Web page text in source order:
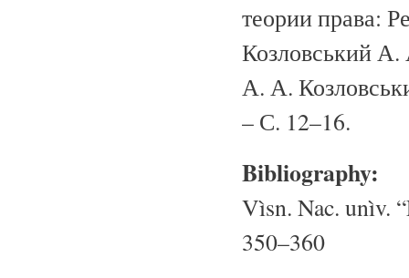
теории права:
Козловський А.
А. А.
– С. 12–16.
Bibliography:
Vìsn. Nac. unìv.
350–360